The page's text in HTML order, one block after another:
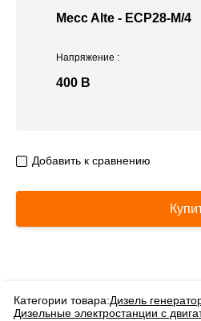
Напряжение :
400 В
Mecc Alte - ECP28-M/4
Добавить к сравнению
Категории товара:Дизель
Дизельные электростанции с